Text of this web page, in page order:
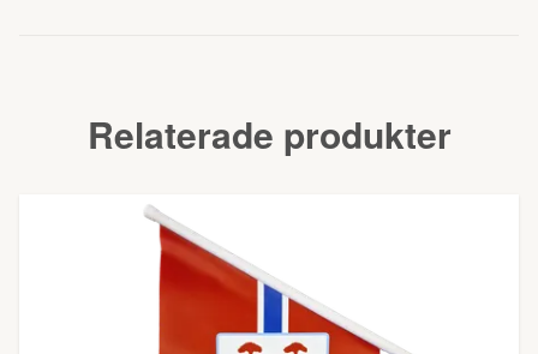
Relaterade produkter